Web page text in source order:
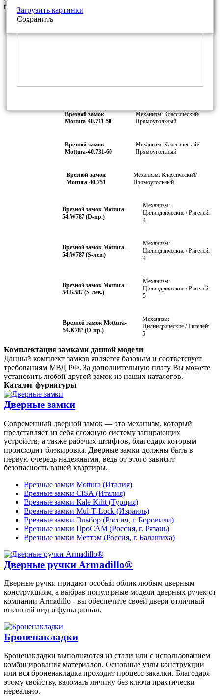
варианты фурнитуры из нашего каталога
Врезной замок
Mottura-40.711-50
Механизм: Классический/
Прямоугольный
Врезной замок
Mottura-40.731-60
Механизм: Классический/
Прямоугольный
Врезной замок
Mottura-40.751
Механизм: Классический/
Прямоугольный
Врезной замок Mottura-
54.W787 (D-пр.)
Механизм:
Цилиндрические / Ригелей:
4
Врезной замок Mottura-
54.W787 (S-лев.)
Механизм:
Цилиндрические / Ригелей:
4
Врезной замок Mottura-
54.К587 (S-лев.)
Механизм:
Цилиндрические / Ригелей:
5
Врезной замок Mottura-
54.К787 (D-пр.)
Механизм:
Цилиндрические / Ригелей:
5
Комплектация замками данной модели
Данный комплект замков является базовым и соответсвует
требованиям МВД РФ. За дополнительную плату Вы можете
установить любой другой замок из наших каталогов.
Каталог фурнитуры
Дверные замки
Современный дверной замок — это механизм, который
представляет из себя сложную систему запирающих
устройств, а также рабочих штифтов, благодаря которым
происходит блокировка. Дверные замки должны быть в
первую очередь надежными, ведь от этого зависит
безопасность вашей квартиры.
Врезные замки Mottura (Италия)
Врезные замки CISA (Италия)
Врезные замки Kale Kilit (Турция)
Врезные замки Mul-T-Lock (Израиль)
Врезные замки Эльбор (Россия, г. Боровичи)
Врезные замки ПроСАМ (Россия, г. Рязань)
Врезные замки Меттэм (Россия, г. Балашиха)
Дверные ручки Armadillo®
Дверные ручки придают особый облик любым дверным
конструкциям, а выбрав популярные модели дверных ручек от
компании Armadillo - вы обеспечите своей двери отличный
внешний вид и функционал.
Броненакладки
Броненакладки выполняются из стали или с использованием
комбинирования материалов. Основные узлы конструкции
или вся броненакладка проходит процесс закалки. Благодаря
этому свойству, взломать личину без ключа практически
нереально.
Загрузить картинки
Сохранить